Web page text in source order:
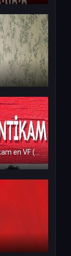
Les Amants Destines – Ask Mantik İntikam en VF (Voix Francaise)